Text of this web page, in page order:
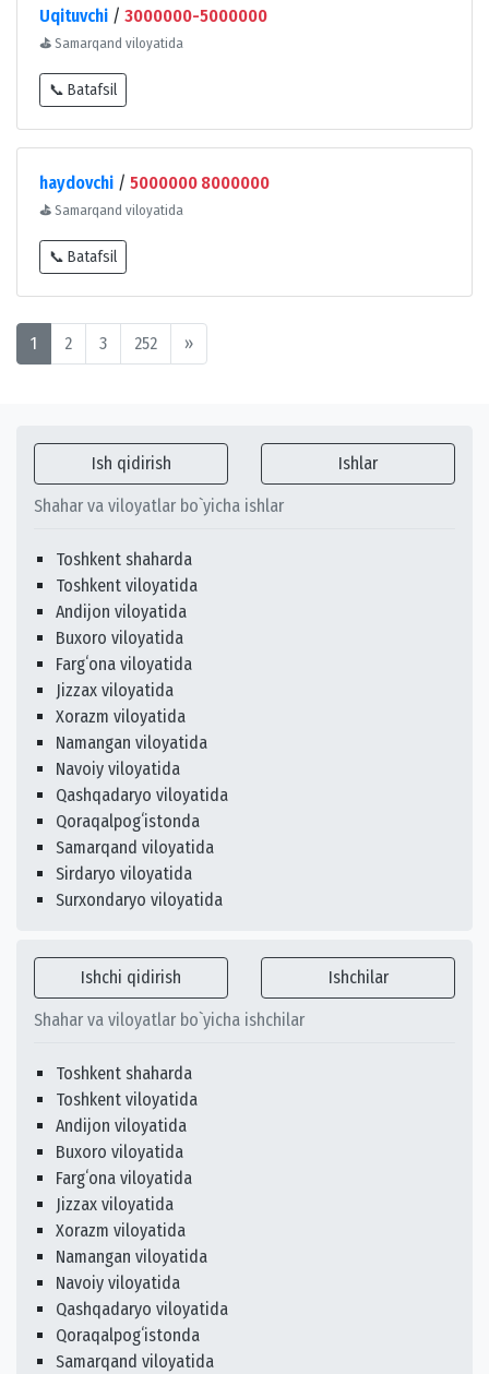
Uqituvchi / 3000000-5000000
⛳ Samarqand viloyatida
📞 Batafsil
haydovchi / 5000000 8000000
⛳ Samarqand viloyatida
📞 Batafsil
1 2 3 252 »
Ish qidirish Ishlar
Shahar va viloyatlar bo`yicha ishlar
Toshkent shaharda
Toshkent viloyatida
Andijon viloyatida
Buxoro viloyatida
Fargʻona viloyatida
Jizzax viloyatida
Xorazm viloyatida
Namangan viloyatida
Navoiy viloyatida
Qashqadaryo viloyatida
Qoraqalpogʻistonda
Samarqand viloyatida
Sirdaryo viloyatida
Surxondaryo viloyatida
Ishchi qidirish Ishchilar
Shahar va viloyatlar bo`yicha ishchilar
Toshkent shaharda
Toshkent viloyatida
Andijon viloyatida
Buxoro viloyatida
Fargʻona viloyatida
Jizzax viloyatida
Xorazm viloyatida
Namangan viloyatida
Navoiy viloyatida
Qashqadaryo viloyatida
Qoraqalpogʻistonda
Samarqand viloyatida